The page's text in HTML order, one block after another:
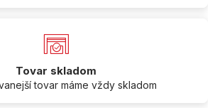
Tovar skladom
tovar máme vždy skladom